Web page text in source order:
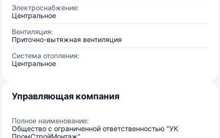
Электроснабжение:
Центральное
Вентиляция:
Приточно-вытяжная вентиляция
Система отопления:
Центральное
Управляющая компания
Полное наименование:
Общество с ограниченной ответственностью "УК
ПромСтройМонтаж"